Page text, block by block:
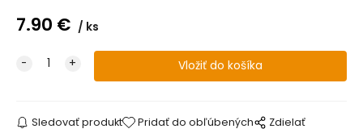
7.90 € ks
Sledovať produkt Pridať do obľúbených Zdielať